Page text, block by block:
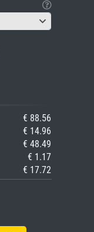
€ 88.56
€ 14.96
€ 48.49
€ 1.17
€ 17.72